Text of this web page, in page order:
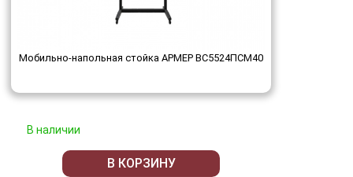
Мобильно-напольная стойка АРМЕР ВС5524ПСМ40
В наличии
В КОРЗИНУ